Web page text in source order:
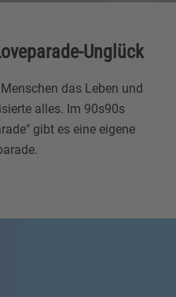
Unglück
das Leben und
alles. Im 90s90s
gibt es eine eigene